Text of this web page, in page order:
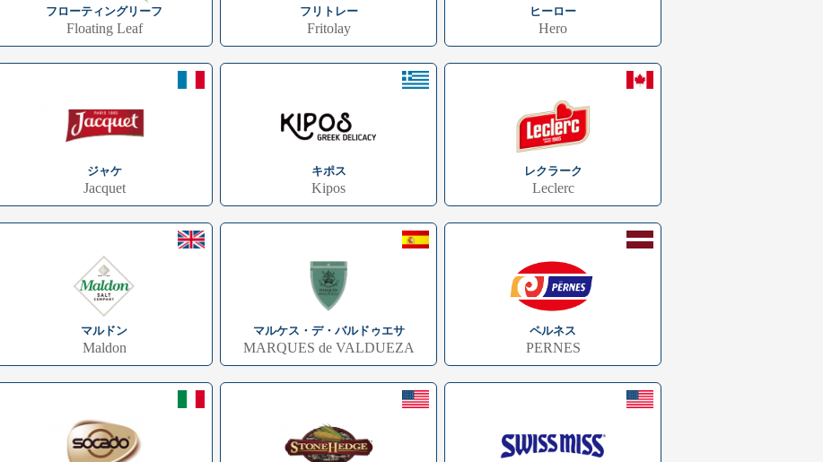
フローティングリーフ
Floating Leaf
フリトレー
Fritolay
ヒーロー
Hero
ジャケ
Jacquet
キポス
Kipos
レクラーク
Leclerc
マルドン
Maldon
マルケス・デ・バルドゥエサ
MARQUES de VALDUEZA
ペルネス
PERNES